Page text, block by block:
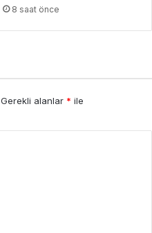
8 saat önce
Gerekli alanlar * ile